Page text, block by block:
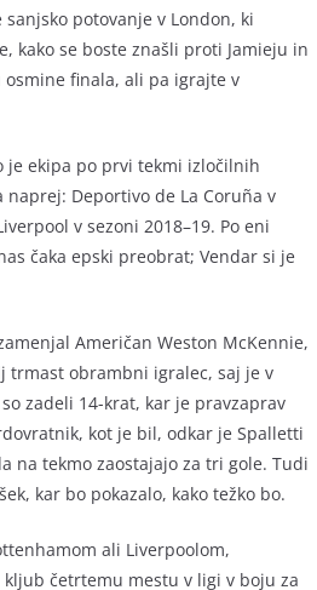
potovanje v London, ki
kako se boste znašli proti Jamieju in
osmine finala, ali pa igrajte v
je ekipa po prvi tekmi izločilnih
Deportivo de La Coruña v
v sezoni 2018–19. Po eni
čaka epski preobrat; Vendar si je
Američan Weston McKennie,
trmast obrambni igralec, saj je v
zadeli 14-krat, kar je pravzaprav
kot je bil, odkar je Spalletti
na tekmo zaostajajo za tri gole. Tudi
kar bo pokazalo, kako težko bo.
ali Liverpoolom,
četrtemu mestu v ligi v boju za